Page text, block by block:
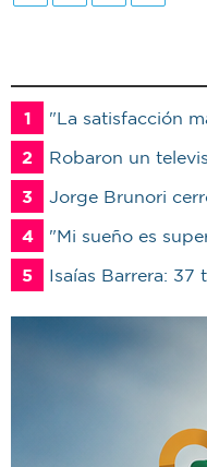
1
"La satisfacción más grande es ver a un
2
Robaron un televisor tras
3
Jorge Brunori cerró una etapa de
4
"Mi sueño es superar esto":
5
Isaías Barrera: 37